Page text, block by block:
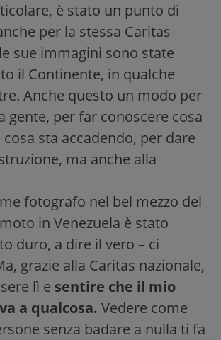
è stato un punto di
per la stessa Caritas
sue immagini sono state
il Continente, in qualche
Anche questo un modo per
gente, per far conoscere cosa
sta accadendo, per dare
ma anche alla
fotografo nel bel mezzo del
in Venezuela è stato
duro, a dire il vero – ci
grazie alla Caritas nazionale,
lì e sentire che il mio
a qualcosa. Vedere come
senza badare a nulla ti fa